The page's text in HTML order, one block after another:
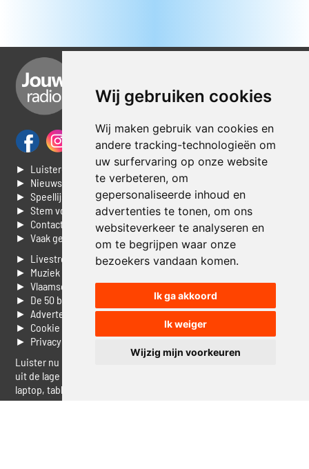
Wij gebruiken cookies
Wij maken gebruik van cookies en
andere tracking-technologieën om
uw surfervaring op onze website
te verbeteren, om
gepersonaliseerde inhoud en
advertenties te tonen, om ons
websiteverkeer te analyseren en
om te begrijpen waar onze
bezoekers vandaan komen.
Ik ga akkoord
Ik weiger
Wijzig mijn voorkeuren
► Luisteren naar Jouwradio
► Nieuws
► Speellijst
► Stem voor de Dag top 3
► Contacteer ons
► Vaak gestelde vragen
► Livestream informatie
► Muziek opzoeken
► Vlaamse 100 Aller tijden
► De 50 beste van...
► Adverteren op Jouwradio
► Cookie voorkeuren wijzigen
► Privacyinformatie
Luister nu naar Jouwradio! De beste Nederlandstalige muziek
uit de lage landen hoor je hier al 20 jaar. In digitale kwaliteit op je
laptop, tablet of smartphone.